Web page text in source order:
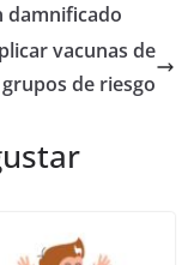
damnificado
vacunas de
de riesgo